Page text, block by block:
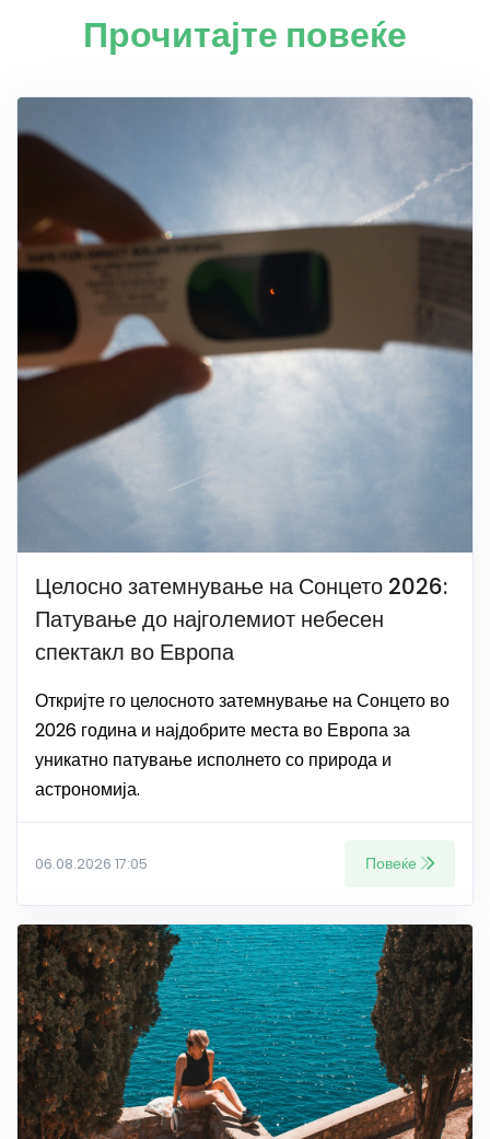
Прочитајте повеќе
Целосно затемнување на Сонцето 2026:
Патување до најголемиот небесен
спектакл во Европа
Откријте го целосното затемнување на Сонцето во
2026 година и најдобрите места во Европа за
уникатно патување исполнето со природа и
астрономија.
06.08.2026 17:05 Повеќе